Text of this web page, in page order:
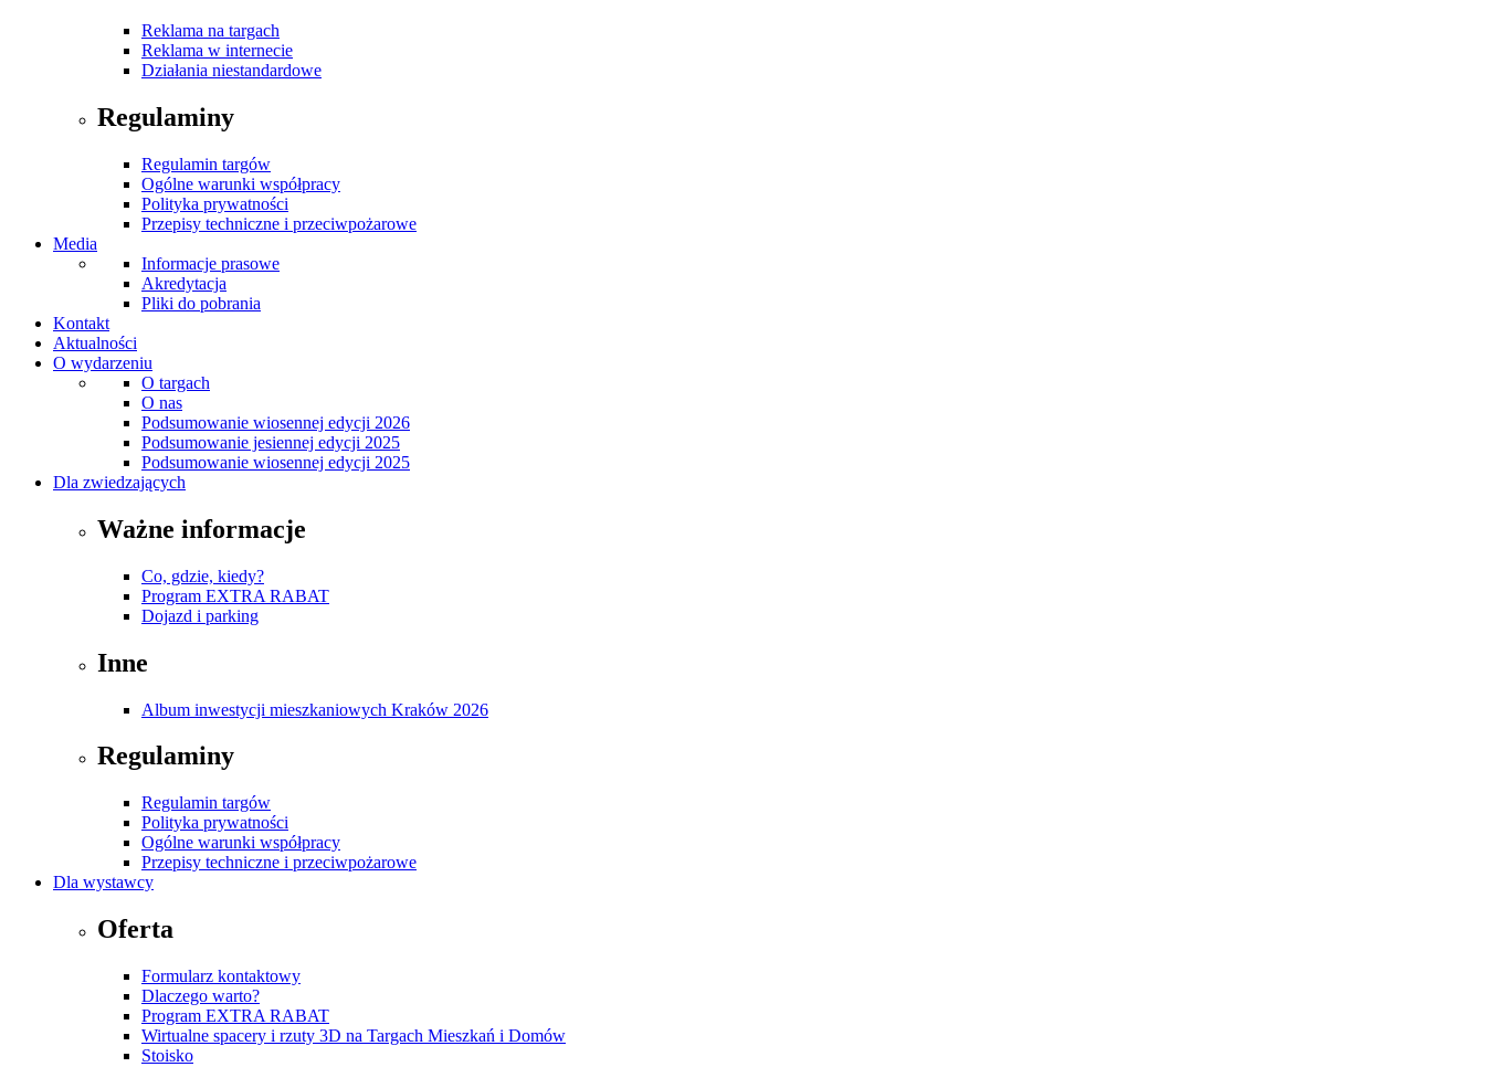
Reklama na targach
Reklama w internecie
Działania niestandardowe
Regulaminy
Regulamin targów
Ogólne warunki współpracy
Polityka prywatności
Przepisy techniczne i przeciwpożarowe
Media
Informacje prasowe
Akredytacja
Pliki do pobrania
Kontakt
Aktualności
O wydarzeniu
O targach
O nas
Podsumowanie wiosennej edycji 2026
Podsumowanie jesiennej edycji 2025
Podsumowanie wiosennej edycji 2025
Dla zwiedzających
Ważne informacje
Co, gdzie, kiedy?
Program EXTRA RABAT
Dojazd i parking
Inne
Album inwestycji mieszkaniowych Kraków 2026
Regulaminy
Regulamin targów
Polityka prywatności
Ogólne warunki współpracy
Przepisy techniczne i przeciwpożarowe
Dla wystawcy
Oferta
Formularz kontaktowy
Dlaczego warto?
Program EXTRA RABAT
Wirtualne spacery i rzuty 3D na Targach Mieszkań i Domów
Stoisko